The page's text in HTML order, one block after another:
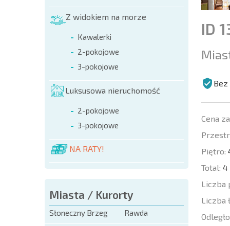
Z widokiem na morze
Kawalerki
2-pokojowe
3-pokojowe
Luksusowa nieruchomość
2-pokojowe
3-pokojowe
NA RATY!
Miasta / Kurorty
Słoneczny Brzeg
Rawda
ID
Cena
Piętro:
Total: 4
Liczba
Liczba